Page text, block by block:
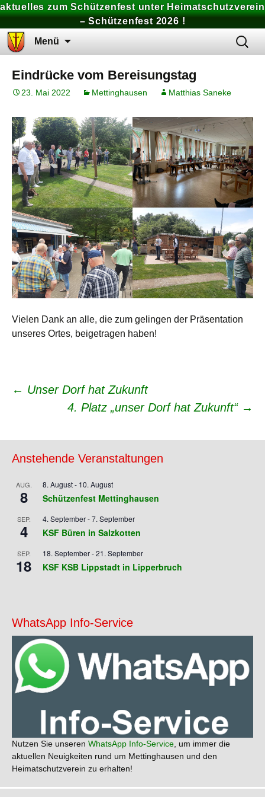
aktuelles zum Schützenfest unter Heimatschutzverein
– Schützenfest 2026 !
Menü
Suchen
nach:
Eindrücke vom Bereisungstag
23. Mai 2022 Mettinghausen Matthias Saneke
Vielen Dank an alle, die zum gelingen der Präsentation
unseres Ortes, beigetragen haben!
Beitrags-
← Unser Dorf hat Zukunft
4. Platz „unser Dorf hat Zukunft“ →
Anstehende Veranstaltungen
AUG.
8
8. August- 10. August
Schützenfest Mettinghausen
SEP.
4
4. September-7. September
KSF Büren in Salzkotten
SEP.
18
18. September-21. September
KSF KSB Lippstadt in Lipperbruch
WhatsApp Info-Service
Nutzen Sie unseren WhatsApp Info-Service , um immer die
aktuellen Neuigkeiten rund um Mettinghausen und den
Heimatschutzverein zu erhalten!